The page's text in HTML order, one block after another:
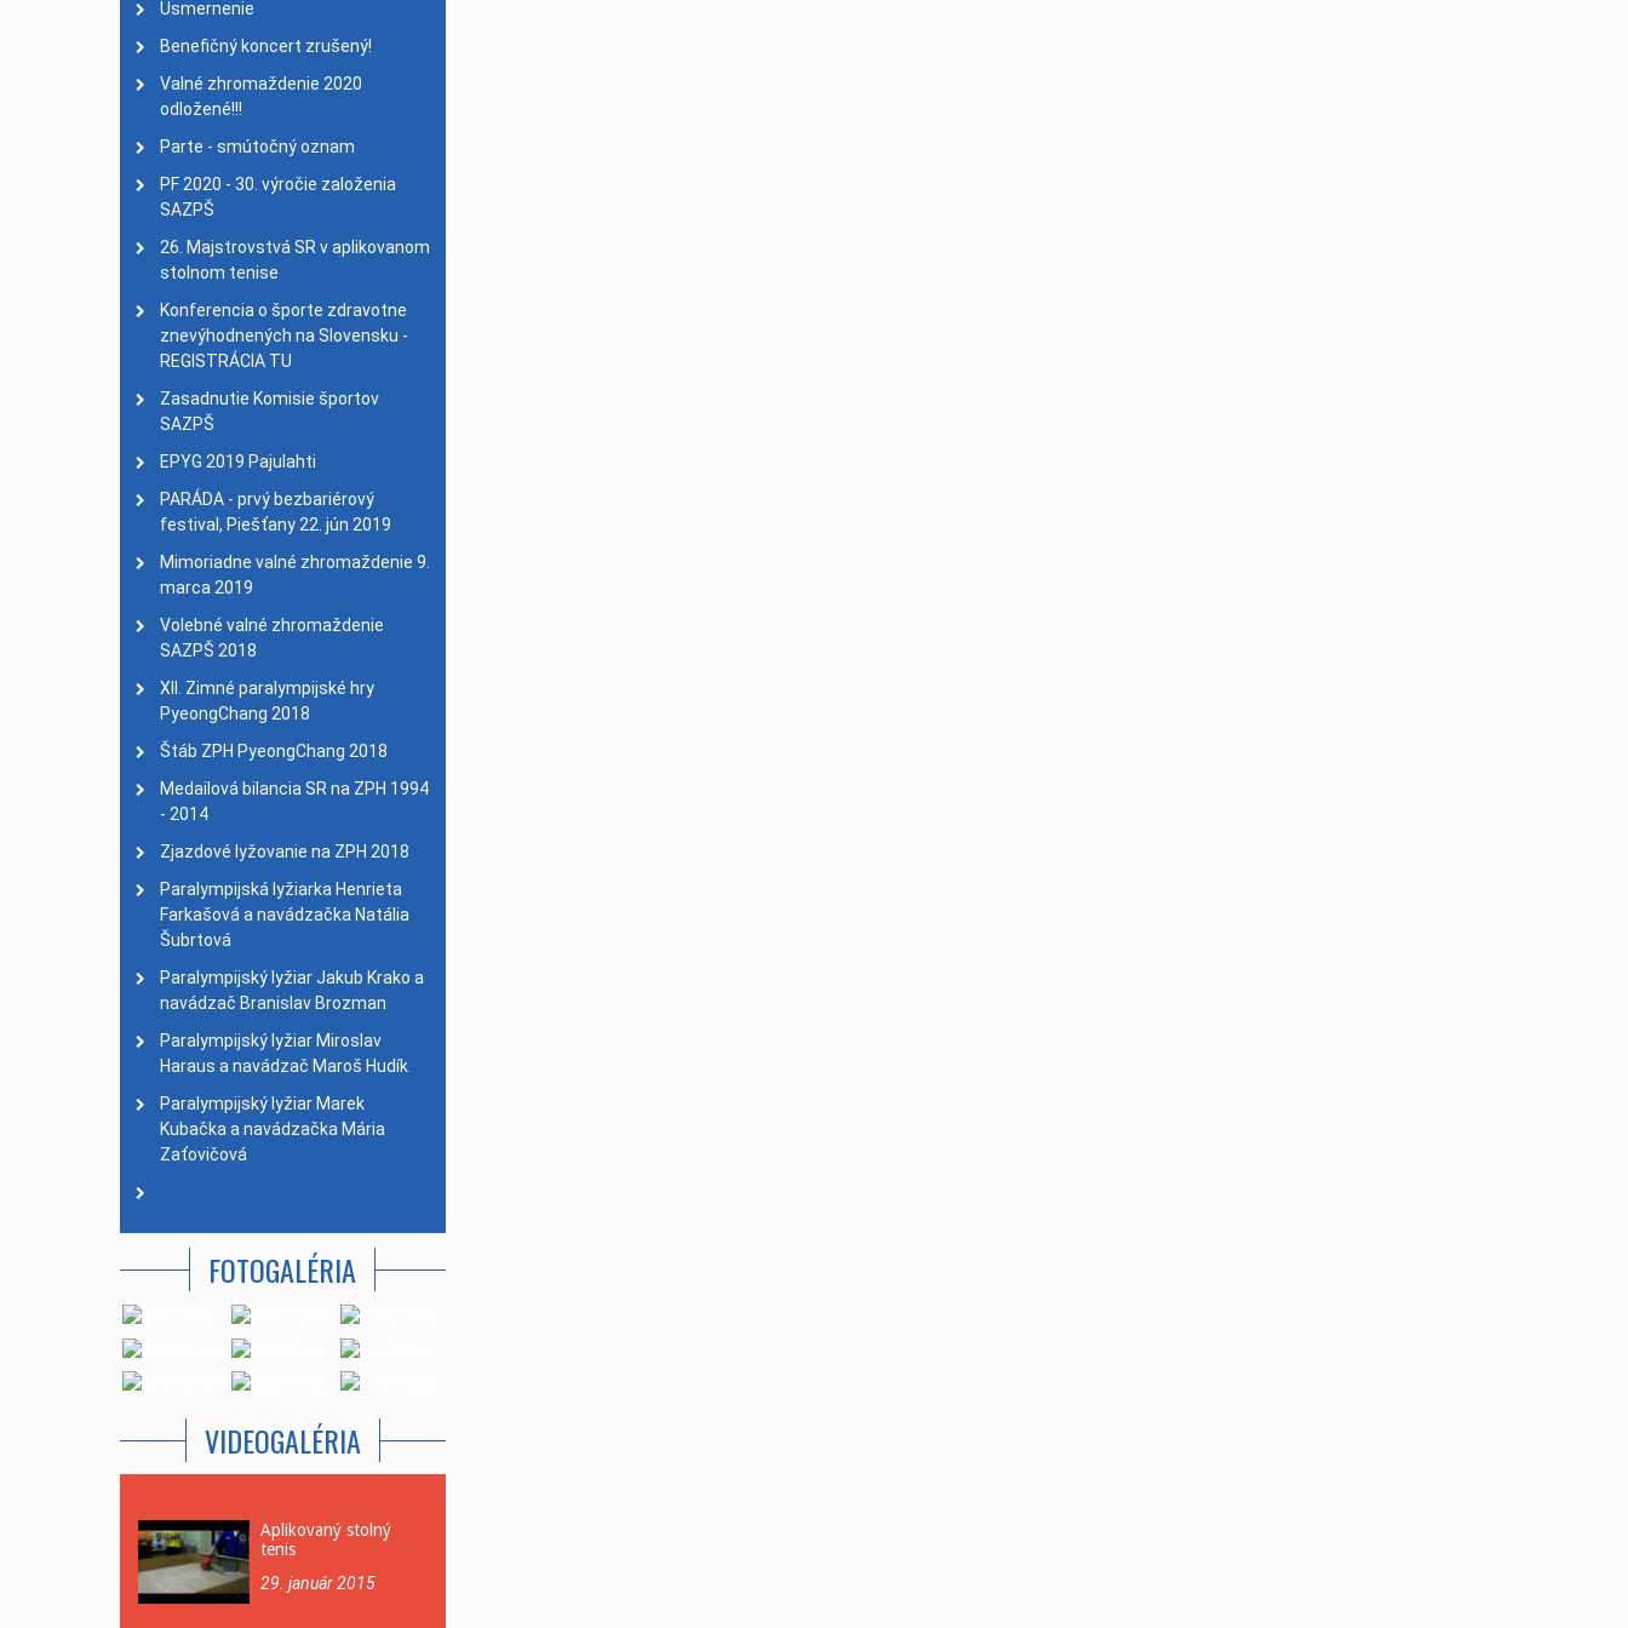
XII. ZPH - PyeongChang 2018: získali sme 11 medailí
Nadácia Slovenského olympijského výboru spustila nový grantový program UKÁŽ SA!
Školenie rozhodcov v AST
25. výročie založenia SAZPŠ
Výsledky MSR v kolkoch
Dvojnásobný majster sveta
28. celoslovenský turistický zraz SAZPŠ
Usmernenie
Benefičný koncert zrušený!
Valné zhromaždenie 2020
odložené!!!
Parte - smútočný oznam
PF 2020 - 30. výročie založenia
SAZPŠ
26. Majstrovstvá SR v aplikovanom
stolnom tenise
Konferencia o športe zdravotne
znevýhodnených na Slovensku -
REGISTRÁCIA TU
Zasadnutie Komisie športov
SAZPŠ
EPYG 2019 Pajulahti
PARÁDA - prvý bezbariérový
festival, Piešťany 22. jún 2019
Mimoriadne valné zhromaždenie 9.
marca 2019
Volebné valné zhromaždenie
SAZPŠ 2018
XII. Zimné paralympijské hry
PyeongChang 2018
Štáb ZPH PyeongChang 2018
Medailová bilancia SR na ZPH 1994
- 2014
Zjazdové lyžovanie na ZPH 2018
Paralympijská lyžiarka Henrieta
Farkašová a navádzačka Natália
Šubrtová
Paralympijský lyžiar Jakub Krako a
navádzač Branislav Brozman
Paralympijský lyžiar Miroslav
Haraus a navádzač Maroš Hudík
Paralympijský lyžiar Marek
Kubačka a navádzačka Mária
Zaťovičová
FOTOGALÉRIA
VIDEOGALÉRIA
Aplikovaný stolný
tenis
29. január 2015